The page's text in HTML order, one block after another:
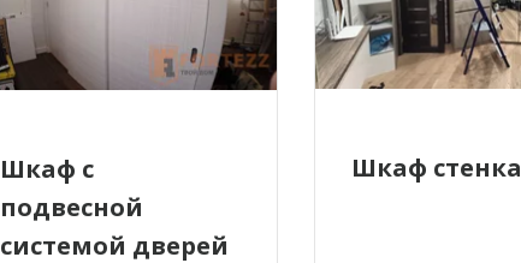
Шкаф с
подвесной
системой дверей
Шкаф стенка